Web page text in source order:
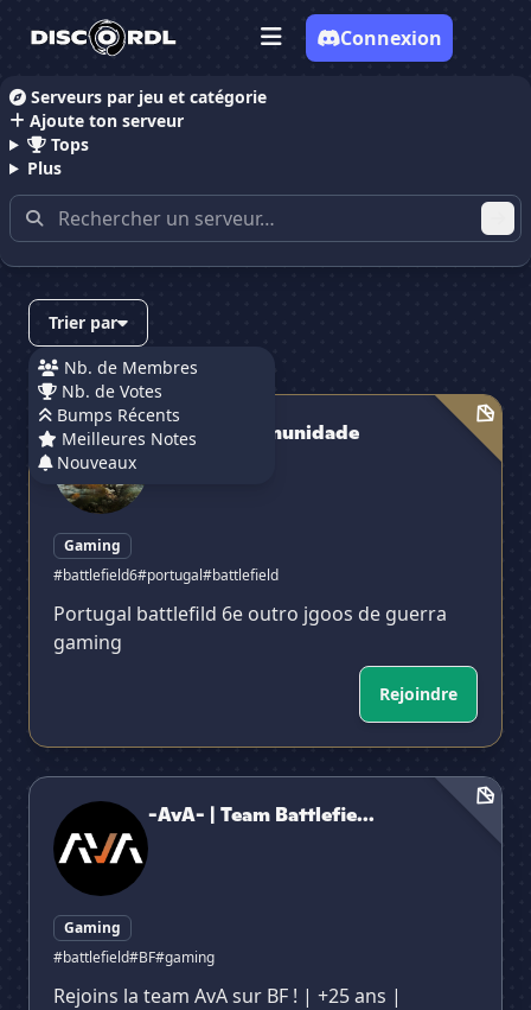
Serveurs par jeu et catégorie
Ajoute ton serveur
Tops
Plus
Connexion
Accueil
Serveurs Discord contenant
"battlefield"
Trier par
Nb. de Membres
Nb. de Votes
Bumps Récents
Meilleures Notes
Nouveaux
Portugal-Comunidade
Portugal-Comunidade
Gaming
#battlefield6#portugal#battlefield
Portugal battlefild 6e outro jgoos de guerra
gaming
Rejoindre
-AvA- | Team Battlefield FR
-AvA- | Team Battlefie...
Gaming
#battlefield#BF#gaming
Rejoins la team AvA sur BF ! | +25 ans |